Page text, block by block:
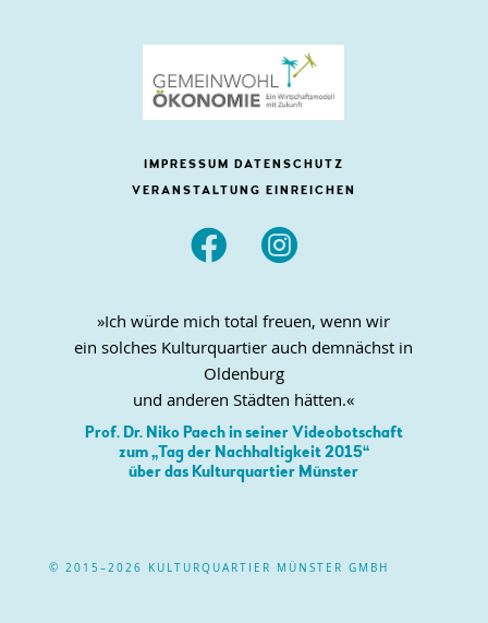
IMPRESSUM
DATENSCHUTZ
VERANSTALTUNG EINREICHEN
 
»Ich würde mich total freuen, wenn wir
ein solches Kulturquartier auch demnächst in
Oldenburg
und anderen Städten hätten.«
Prof. Dr. Niko Paech in seiner Videobotschaft
zum „Tag der Nachhaltigkeit 2015“
über das Kulturquartier Münster
© 2015–2026 KULTURQUARTIER MÜNSTER GMBH